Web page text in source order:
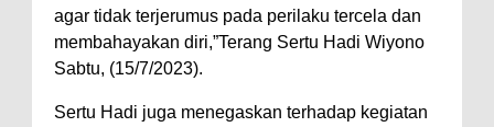
agar tidak terjerumus pada perilaku tercela dan
membahayakan diri,”Terang Sertu Hadi Wiyono
Sabtu, (15/7/2023).
Sertu Hadi juga menegaskan terhadap kegiatan